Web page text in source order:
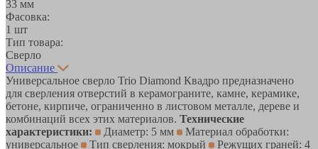
33 мм
Фасовка:
1 шт
Тип товара:
Сверло
Описание
Универсальное сверло Trio Diamond Квадро предназначено
для сверления отверстий в керамограните, камне, керамике,
бетоне, кирпиче, ограниченно в листовом металле, дереве и
комбинаций всех этих материалов. Технические
характеристики:
Диаметр: 5 мм
Материал обработки:
универсальное
Тип сверления: мокрый
Режущих граней: 4